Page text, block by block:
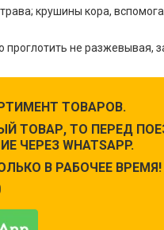
крушины кора,
проглотить не разжевывая,
ТОВАРОВ.
ТОВАР, ТО ПЕРЕД
ЧЕРЕЗ WHATSAPP.
В РАБОЧЕЕ ВРЕМЯ!